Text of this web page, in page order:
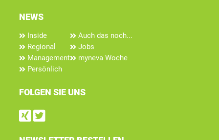
NEWS
Inside
Regional
Management
Persönlich
Auch das noch...
Jobs
myneva Woche
FOLGEN SIE UNS
Find us on Xing
Follow us on Twitter